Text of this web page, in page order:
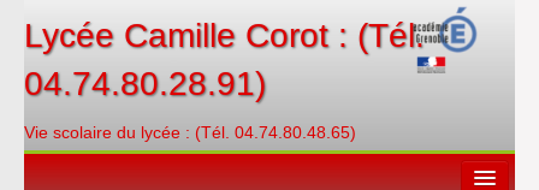
Lycée Camille Corot : (Tél.
04.74.80.28.91)
Vie scolaire du lycée : (Tél. 04.74.80.48.65)